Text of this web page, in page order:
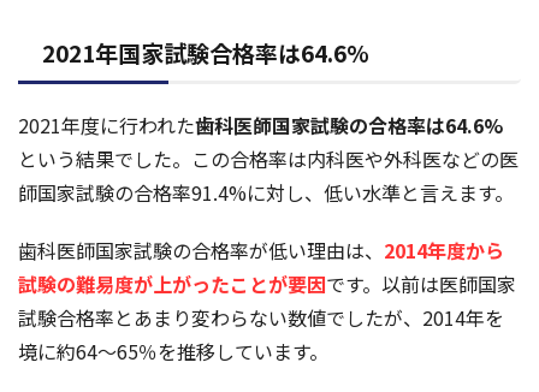
2021年国家試験合格率は64.6%
2021年度に行われた歯科医師国家試験の合格率は64.6%
という結果でした。この合格率は内科医や外科医などの医
師国家試験の合格率91.4%に対し、低い水準と言えます。
歯科医師国家試験の合格率が低い理由は、 2014年度から
試験の難易度が上がったことが要因です。以前は医師国家
試験合格率とあまり変わらない数値でしたが、2014年を
境に約64～65％を推移しています。